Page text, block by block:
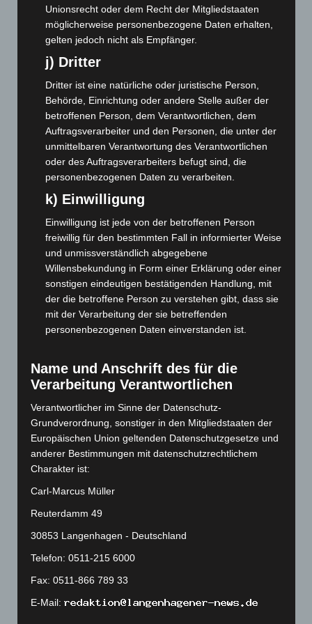
November 2024(94)
Oktober 2024(93)
August 2024
Juli 2024 (89)
Juni 2024(107)
Mai 2024(149)
April 2024
(102)
März 2024(103)
Februar 2024(103)
Januar 2024(111)
Dezember 2023 (130)
Oktober 2023(114)
September 2023(133)
(134)
Juni 2023(142)
Mai 2023(139)
April 2023(155)
März 2023(174)
Februar 2023(154)
Januar 2023 (140)
Dezember 2022(130)
November 2022(167)
Oktober 2022(166)
September 2022(205)
August 2022(166)
Unionsrecht oder dem Recht der Mitgliedstaaten
möglicherweise personenbezogene Daten erhalten,
gelten jedoch nicht als Empfänger.
j) Dritter
Dritter ist eine natürliche oder juristische Person,
Behörde, Einrichtung oder andere Stelle außer der
betroffenen Person, dem Verantwortlichen, dem
Auftragsverarbeiter und den Personen, die unter der
unmittelbaren Verantwortung des Verantwortlichen
oder des Auftragsverarbeiters befugt sind, die
personenbezogenen Daten zu verarbeiten.
k) Einwilligung
Einwilligung ist jede von der betroffenen Person
freiwillig für den bestimmten Fall in informierter Weise
und unmissverständlich abgegebene
Willensbekundung in Form einer Erklärung oder einer
sonstigen eindeutigen bestätigenden Handlung, mit
der die betroffene Person zu verstehen gibt, dass sie
mit der Verarbeitung der sie betreffenden
personenbezogenen Daten einverstanden ist.
Name und Anschrift des für die
Verarbeitung Verantwortlichen
Verantwortlicher im Sinne der Datenschutz-
Grundverordnung, sonstiger in den Mitgliedstaaten der
Europäischen Union geltenden Datenschutzgesetze und
anderer Bestimmungen mit datenschutzrechtlichem
Charakter ist:
Carl-Marcus Müller
Reuterdamm 49
30853 Langenhagen - Deutschland
Telefon: 0511-215 6000
Fax: 0511-866 789 33
E-Mail: